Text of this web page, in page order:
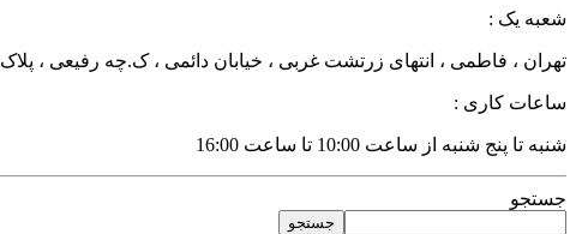
شعبه یک :
تهران ، فاطمی ، انتهای زرتشت غربی ، خیابان دائمی ، ک.چه رفیعی ، پلاک 27 زنگ سوم
ساعات کاری :
شنبه تا پنج شنبه از ساعت 10:00 تا ساعت 16:00
جستجو
جستجو